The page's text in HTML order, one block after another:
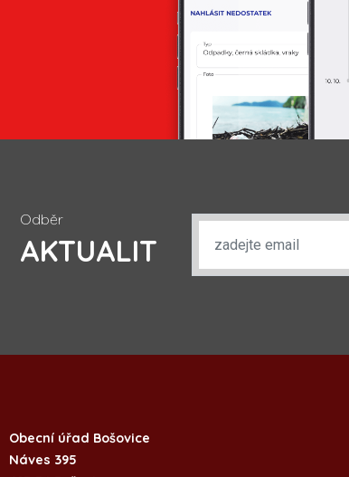
Odběr
AKTUALIT
Obecní úřad Bošovice
Náves 395